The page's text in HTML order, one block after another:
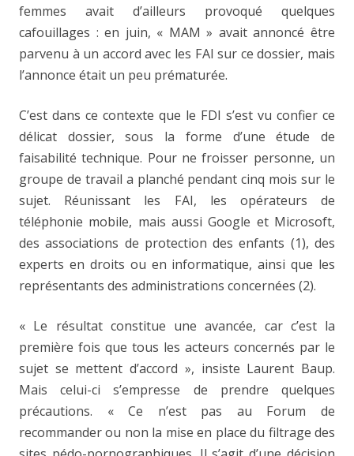
femmes avait d’ailleurs provoqué quelques
cafouillages : en juin, « MAM » avait annoncé être
parvenu à un accord avec les FAI sur ce dossier, mais
l’annonce était un peu prématurée.
C’est dans ce contexte que le FDI s’est vu confier ce
délicat dossier, sous la forme d’une étude de
faisabilité technique. Pour ne froisser personne, un
groupe de travail a planché pendant cinq mois sur le
sujet. Réunissant les FAI, les opérateurs de
téléphonie mobile, mais aussi Google et Microsoft,
des associations de protection des enfants (1), des
experts en droits ou en informatique, ainsi que les
représentants des administrations concernées (2).
« Le résultat constitue une avancée, car c’est la
première fois que tous les acteurs concernés par le
sujet se mettent d’accord », insiste Laurent Baup.
Mais celui-ci s’empresse de prendre quelques
précautions. « Ce n’est pas au Forum de
recommander ou non la mise en place du filtrage des